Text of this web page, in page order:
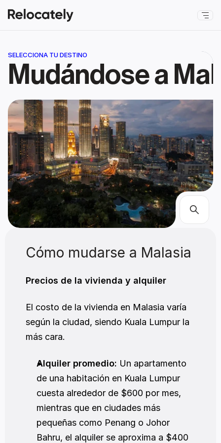
SELECCIONA TU DESTINO
Mudándose a
Cómo mudarse a Malasia
Precios de la vivienda y alquiler
El costo de la vivienda en Malasia varía
según la ciudad, siendo Kuala Lumpur la
más cara.
Alquiler promedio: Un apartamento
de una habitación en Kuala Lumpur
cuesta alrededor de $600 por mes,
mientras que en ciudades más
pequeñas como Penang o Johor
Bahru, el alquiler se aproxima a $400